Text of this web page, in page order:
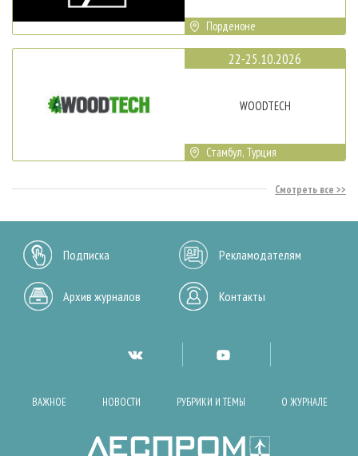
Порденоне
22-25.10.2026
WOODTECH
Стамбул, Турция
Смотреть все
Подписка Рекламодателям
Архив журналов Контакты
ВАЖНОЕ НОВОСТИ РУБРИКИ И ТЕМЫ О ЖУРНАЛЕ